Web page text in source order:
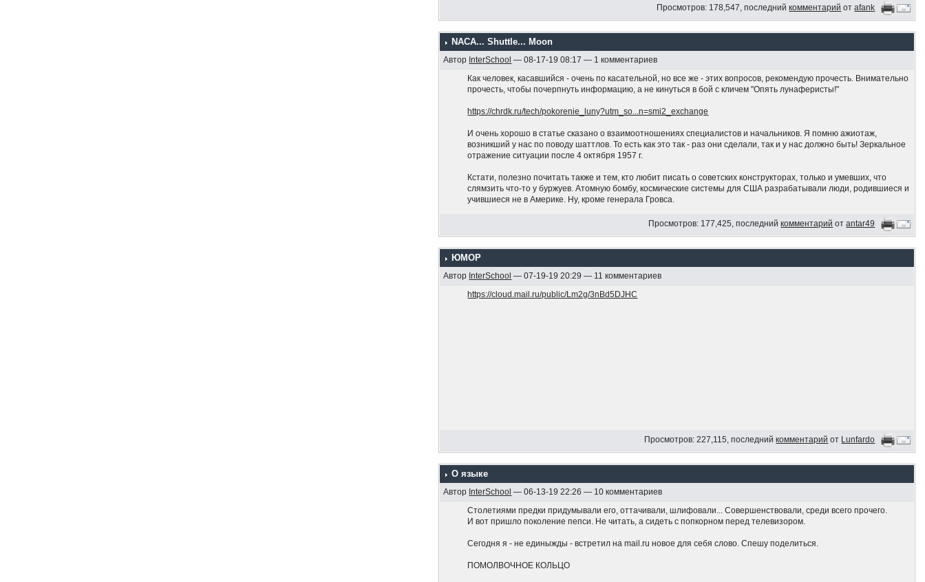
все народы „третьего мира“, подвергающиеся вопреки своей воле насилию и разобщенности в результате
злостных намерений империализма. Это деяние очень важно для возрождения мирового престижа СССР,
также для восстановления единства, столь необходимого для народов и территорий СССР. Мы подтверждаем
приверженность Социалистической Народной Ливийской Арабской Джамахирии крепкой исторической дружбе
с СССР, которой мы ни при каких условиях не поступались. Ливия выступает за обеспечение дела мира,
подтверждаем, что поддерживаем Вас и стоим вместе с Вами. Да здравствует революционная борьба во имя
свободы, социализма и мира!».
Просмотров: 178,547, последнийкомментарий отafank
NACA... Shuttle... Moon
Автор InterSchool — 08-17-19 08:17 — 1 комментариев
Как человек, касавшийся - очень по касательной, но все же - этих вопросов, рекомендую прочесть. Внимательно
прочесть, чтобы почерпнуть информацию, а не кинуться в бой с кличем "Опять лунаферисты!"
https://chrdk.ru/tech/pokorenie_luny?utm_so...n=smi2_exchange
И очень хорошо в статье сказано о взаимоотношениях специалистов и начальников. Я помню ажиотаж,
возникший у нас по поводу шаттлов. То есть как это так - раз они сделали, так и у нас должно быть! Зеркальное
отражение ситуации после 4 октября 1957 г.
Кстати, полезно почитать также и тем, кто любит писать о советских конструкторах, только и умевших, что
слямзить что-то у буржуев. Атомную бомбу, космические системы для США разрабатывали люди, родившиеся и
учившиеся не в Америке. Ну, кроме генерала Гровса.
PS В заголовке темы нет опечатки. Это я так попытался показать, что не лаптем щи хлебаю.
Просмотров: 177,425, последнийкомментарий отantar49
ЮМОР
Автор InterSchool — 07-19-19 20:29 — 11 комментариев
https://cloud.mail.ru/public/Lm2g/3nBd5DJHC
Просмотров: 227,115, последнийкомментарий от Lunfardo
О языке
Автор InterSchool — 06-13-19 22:26 — 10 комментариев
Столетиями предки придумывали его, оттачивали, шлифовали... Совершенствовали, среди всего прочего.
И вот пришло поколение пепси. Не читать, а сидеть с попкорном перед телевизором.
Сегодня я - не единыжды - встретил на mail.ru новое для себя слово. Спешу поделиться.
ПОМОЛВОЧНОЕ КОЛЬЦО